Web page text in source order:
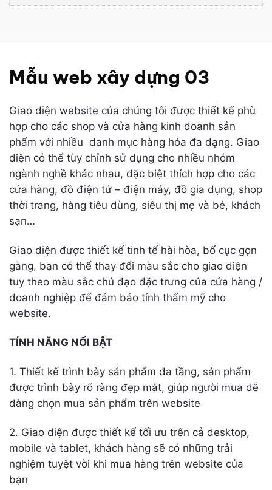
Mẫu web xây dựng 03
Giao diện website của chúng tôi được thiết kế phù
hợp cho các shop và cửa hàng kinh doanh sản
phẩm với nhiều danh mục hàng hóa đa dạng. Giao
diện có thể tùy chỉnh sử dụng cho nhiều nhóm
ngành nghề khác nhau, đặc biệt thích hợp cho các
cửa hàng, đồ điện tử – điện máy, đồ gia dụng, shop
thời trang, hàng tiêu dùng, siêu thị mẹ và bé, khách
sạn…
Giao diện được thiết kế tinh tế hài hòa, bố cục gọn
gàng, bạn có thể thay đổi màu sắc cho giao diện
tuy theo màu sắc chủ đạo đặc trưng của cửa hàng /
doanh nghiệp để đảm bảo tính thẩm mỹ cho
website.
TÍNH NĂNG NỔI BẬT
1. Thiết kế trình bày sản phẩm đa tầng, sản phẩm
được trình bày rõ ràng đẹp mắt, giúp người mua dễ
dàng chọn mua sản phẩm trên website
2. Giao diện được thiết kế tối ưu trên cả desktop,
mobile và tablet, khách hàng sẽ có những trải
nghiệm tuyệt vời khi mua hàng trên website của
bạn